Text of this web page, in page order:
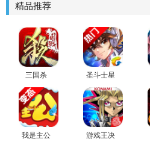
精品推荐
三国杀
圣斗士星
矢手游
我是主公
游戏王决